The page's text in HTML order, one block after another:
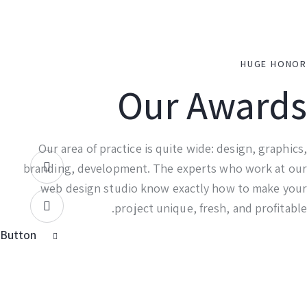
HUGE
Our
Our area of practice is quite wide: design,
branding, development. The experts who work at
web design studio know exactly how to make
project unique, fresh, and
Button